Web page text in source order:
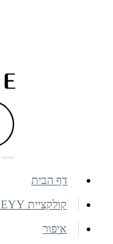
דף הבית
קולקציית MAYA KEYY
איפור